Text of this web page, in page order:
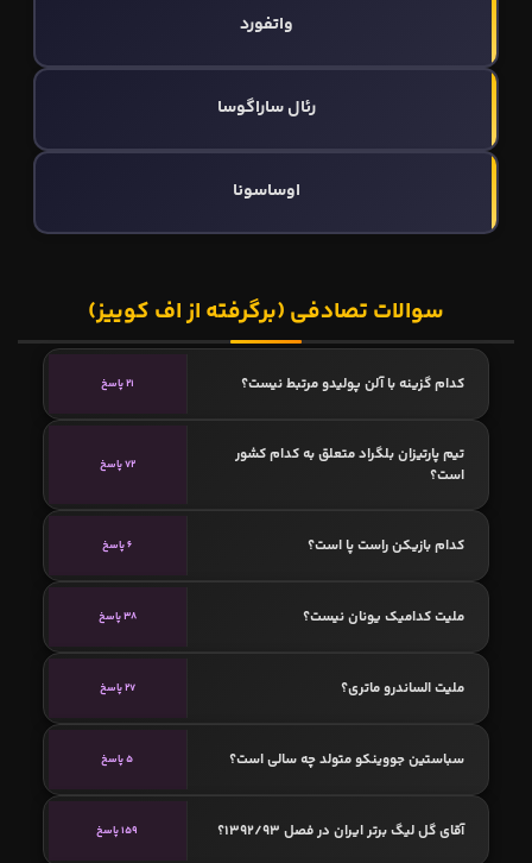
واتفورد
رئال ساراگوسا
اوساسونا
سوالات تصادفی (برگرفته از اف کوییز)
کدام گزینه با آلن پولیدو مرتبط نیست؟ 21 پاسخ
تیم پارتیزان بلگراد متعلق به کدام کشور
است؟
72 پاسخ
کدام بازیکن راست پا است؟ 6 پاسخ
ملیت کدامیک یونان نیست؟ 38 پاسخ
ملیت الساندرو ماتری؟ 27 پاسخ
سباستین جووینکو متولد چه سالی است؟ 5 پاسخ
آقای گل لیگ برتر ایران در فصل 1392/93؟ 159 پاسخ